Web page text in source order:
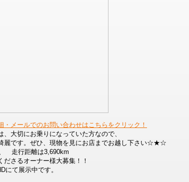
・メールでのお問い合わせはこちらをクリック！
、大切にお乗りになっていた方なので、
麗です。ぜひ、現物を見にお店までお越し下さい☆★☆
走行距離は3,690km
ださるオーナー様大募集！！
にて展示中です。